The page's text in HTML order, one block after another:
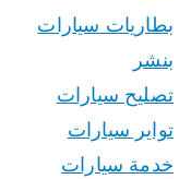
بطاريات سيارات
بنشر
تصليح سيارات
تواير سيارات
خدمة سيارات